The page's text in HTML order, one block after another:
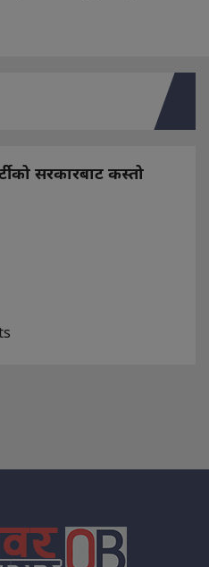
सरकारबाट कस्तो